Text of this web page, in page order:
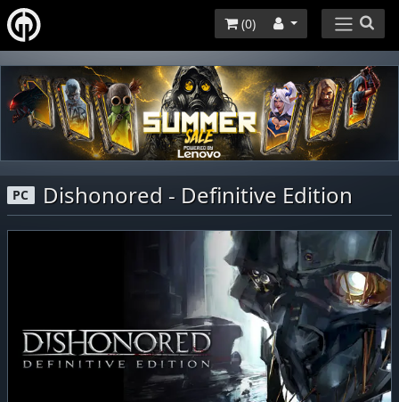
(0)
PC Dishonored - Definitive Edition